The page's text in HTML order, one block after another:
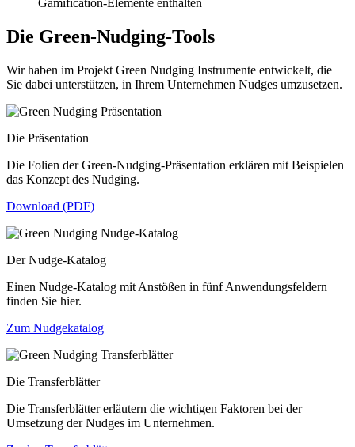
Gamification-Elemente enthalten
Die Green-Nudging-Tools
Wir haben im Projekt Green Nudging Instrumente entwickelt, die
Sie dabei unterstützen, in Ihrem Unternehmen Nudges umzusetzen.
Die Präsentation
Die Folien der Green-Nudging-Präsentation erklären mit Beispielen
das Konzept des Nudging.
Download (PDF)
Der Nudge-Katalog
Einen Nudge-Katalog mit Anstößen in fünf Anwendungsfeldern
finden Sie hier.
Zum Nudgekatalog
Die Transferblätter
Die Transferblätter erläutern die wichtigen Faktoren bei der
Umsetzung der Nudges im Unternehmen.